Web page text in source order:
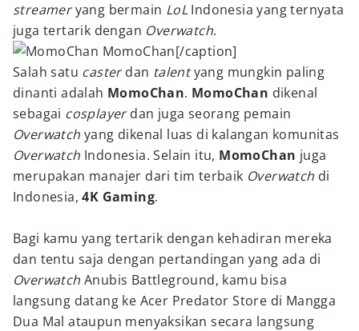
streameryang bermain LoL Indonesia yang ternyata
juga tertarik dengan Overwatch.
MomoChan[/caption]
Salah satu casterdan talentyang mungkin paling
dinanti adalah MomoChan. MomoChan dikenal
sebagai cosplayerdan juga seorang pemain
Overwatch yang dikenal luas di kalangan komunitas
Overwatch Indonesia. Selain itu, MomoChan juga
merupakan manajer dari tim terbaik Overwatch di
Indonesia,4K Gaming.
Bagi kamu yang tertarik dengan kehadiran mereka
dan tentu saja dengan pertandingan yang ada di
Overwatch Anubis Battleground, kamu bisa
langsung datang ke Acer Predator Store di Mangga
Dua Mal ataupun menyaksikan secara langsung